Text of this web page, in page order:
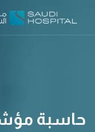
حاسبة